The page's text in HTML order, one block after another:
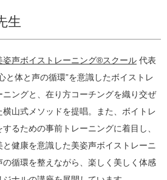
生
姿声ボイストレーニング®スクール 代表
と体と声の循環”を意識したボイストレ
ニングと、在り方コーチングを織り交ぜ
横山式メソッドを提唱。また、ボイトレ
するための事前トレーニングに着目し、
と健康を意識した美姿声ボイストレーニ
循環を整えながら、楽しく美しく体感